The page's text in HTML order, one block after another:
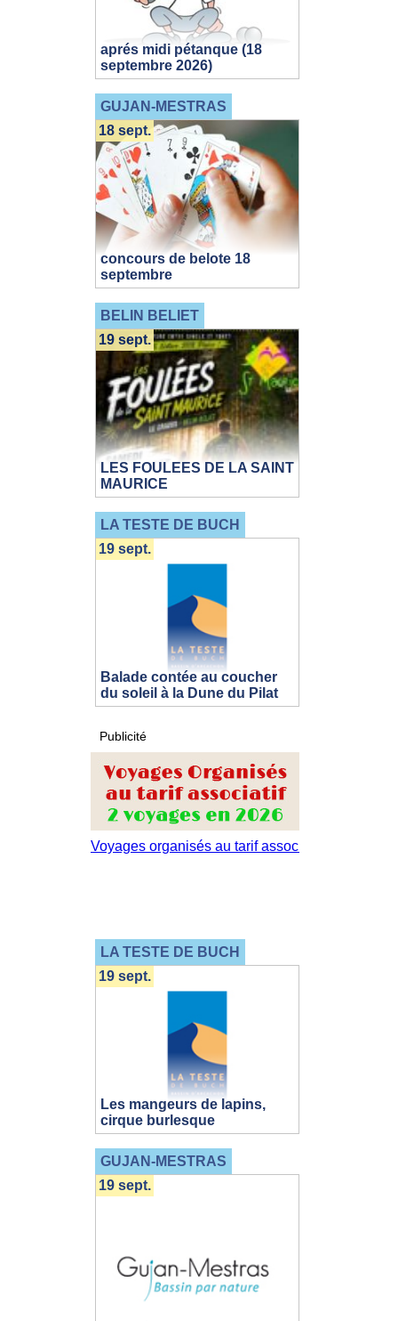
aprés midi pétanque (18
septembre 2026)
GUJAN-MESTRAS
concours de belote 18
septembre
18 sept.
BELIN BELIET
LES FOULEES DE LA SAINT
MAURICE
19 sept.
LA TESTE DE BUCH
Balade contée au coucher
du soleil à la Dune du Pilat
19 sept.
Publicité
LA TESTE DE BUCH
Les mangeurs de lapins,
cirque burlesque
19 sept.
GUJAN-MESTRAS
19 sept.